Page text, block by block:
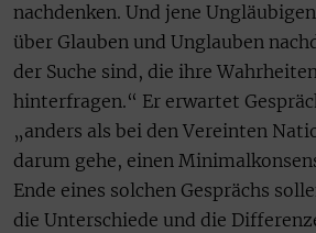
nachdenken. Und jene
über Glauben und Unglauben
der Suche sind, die ihre
hinterfragen.“ Er erwartet
„anders als bei den Vereinten
darum gehe, einen
Ende eines solchen Gesprächs
die Unterschiede und die